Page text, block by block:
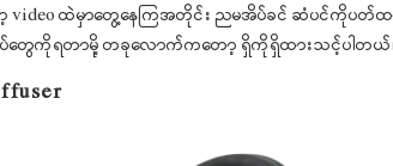
video ထဲမှာတွေ့နေကြအတိုင်း ညမအိပ်ခင် ဆံပင်ကိုပတ်ထာ
တွေကိုရတာမို့ တခုလောက်ကတော့ ရှိကိုရှိထားသင့်ပါတယ်